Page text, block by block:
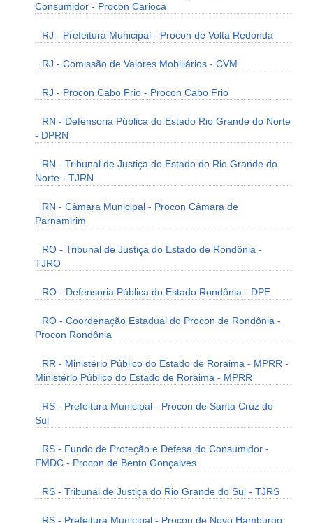
Consumidor - Procon Carioca
RJ - Prefeitura Municipal - Procon de Volta Redonda
RJ - Comissão de Valores Mobiliários - CVM
RJ - Procon Cabo Frio - Procon Cabo Frio
RN - Defensoria Pública do Estado Rio Grande do Norte
- DPRN
RN - Tribunal de Justiça do Estado do Rio Grande do
Norte - TJRN
RN - Câmara Municipal - Procon Câmara de
Parnamirim
RO - Tribunal de Justiça do Estado de Rondônia -
TJRO
RO - Defensoria Pública do Estado Rondônia - DPE
RO - Coordenação Estadual do Procon de Rondônia -
Procon Rondônia
RR - Ministério Público do Estado de Roraima - MPRR -
Ministério Público do Estado de Roraima - MPRR
RS - Prefeitura Municipal - Procon de Santa Cruz do
Sul
RS - Fundo de Proteção e Defesa do Consumidor -
FMDC - Procon de Bento Gonçalves
RS - Tribunal de Justiça do Rio Grande do Sul - TJRS
RS - Prefeitura Municipal - Procon de Novo Hamburgo